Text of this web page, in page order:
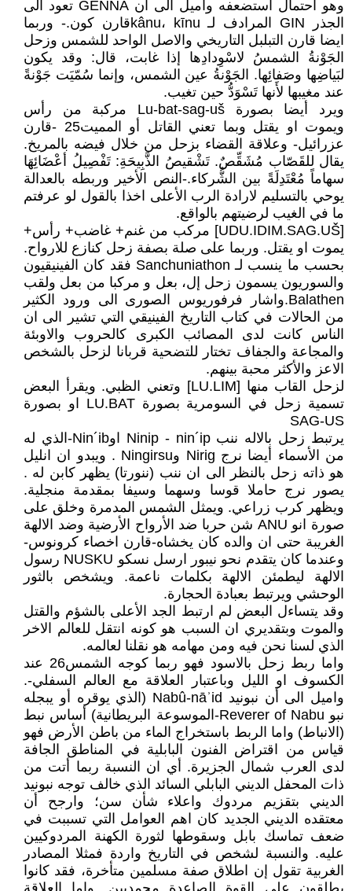
وهو احتمال استضعفه واميل الى أن GENNA تعود الى
الجذر GIN المرادف لـ kânu، kīnuقارن كون.- وربما
ايضا قارن التبلبل التاريخي والاصل الواحد للشمس وزحل
الجَوْنةُ الشمسُ لاسْوِدادِها إذا غابت، قال: وقد يكون
لبَياضِها وصَفائِها. الجَوْنةُ عين الشمس، وإنما سُمّيَت جَوْنةً
عند مغيبها لأَنها تَسْوَدُّ حين تغيب.
ويرد أيضا بصورة Lu-bat-sag-uš مركبة من رأس
ويموت او يقتل وبما تعني القاتل أو المميت25 -قارن
عزرائيل- وعلاقة القضاء بزحل من خلال فيضه بالمريخ.
يقال للقَصّاب مُشَقِّصٌ. تَشْقيصُ الذَّبِيحَةِ: تَفْصِيلُ أعْضَائِهَا
سهاماً مُعْتَدِلَةً بين الشُّركاء.-النص الأخير وربطه بالعدالة
يوحي بالتسليم لارادة الرب الأعلى اخذا بالقول لو عرفتم
ما في الغيب لرضيتهم بالواقع.
[UDU.IDIM.SAG.UŠ] مركب من غنم+ غاضب+ رأس+
يموت او يقتل. وربما على صلة بصفة زحل كنازع للارواح.
بحسب ما ينسب لـ Sanchuniathon فقد كان الفينيقيون
والسوريون يسمون زحل إل، بعل و مركبا من بعل ولقب
Balathen.واشار فرفوريوس الصورى الى ورود الكثير
من الحالات في كتاب التاريخ الفينيقي التي تشير الى ان
الناس كانت لدى المصائب الكبرى كالحروب والاوبئة
والمجاعة والجفاف تختار للتضحية قربانا لزحل بالشخص
الاعز والأكثر محبة بينهم.
لزحل القاب منها [LU.LIM] وتعني الظبي. ويقرأ البعض
تسمية زحل في السومرية بصورة LU.BAT او بصورة
SAG-US
يرتبط زحل بالاله ننب Ninip - nin´ip اوNin´ib-الذي له
من الأسماء أيضا نرج Nirig وNingirsu . ويبدو ان انليل
هو ذاته زحل بالنظر الى ان ننب (ننورتا) يظهر كابن له .
يصور نرج حاملا قوسا وسهما وسيفا بمقدمة منجلية.
ويظهر كرب زراعي. ويمثل الشمس المدمرة وخلق على
صورة انو ANU شن حربا ضد الأرواح الأرضية وضد الالهة
الغريبة حتى ان والده كان يخشاه-قارن اخصاء كرونوس-
وعندما كان يتقدم نحو نيبور ارسل نسكو NUSKU رسول
الالهة ليطمئن الالهة بكلمات ناعمة. ويشخص بالثور
الوحشي ويرتبط بعبادة الحجارة.
وقد يتساءل البعض لم ارتبط الجد الأعلى بالشؤم والقتل
والموت وبتقديري ان السبب هو كونه انتقل للعالم الاخر
الذي لسنا نحن فيه ومن مهامه هو نقلنا لعالمه.
واما ربط زحل بالاسود فهو ربما كوجه الشمس26 عند
الكسوف او الليل وباعتبار العلاقة مع العالم السفلي-.
واميل الى أن نبونيد Nabû-nāʾid (الذي يوقره أو يبجله
نبو Reverer of Nabu-الموسوعة البريطانية) أساس نبط
(الانباط) واما الربط باستخراج الماء من باطن الأرض فهو
قياس من اقتراض الفنون البابلية في المناطق الجافة
لدى العرب شمال الجزيرة. أي ان النسبة ربما أتت من
ذات المحفل الديني البابلي السائد الذي خالف توجه نبونيد
الديني بتقزيم مردوك واعلاء شأن سن؛ وارجح أن
معتقده الديني الجديد كان اهم العوامل التي تسببت في
ضعف تماسك بابل وسقوطها لثورة الكهنة المردوكيين
عليه. والنسبة لشخص في التاريخ واردة فمثلا المصادر
الغربية تقول إن اطلاق صفة مسلمين متأخرة، فقد كانوا